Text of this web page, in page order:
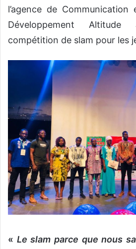
l’agence de Communication
Développement
compétition de slam pour les
« Le slam parce que nous